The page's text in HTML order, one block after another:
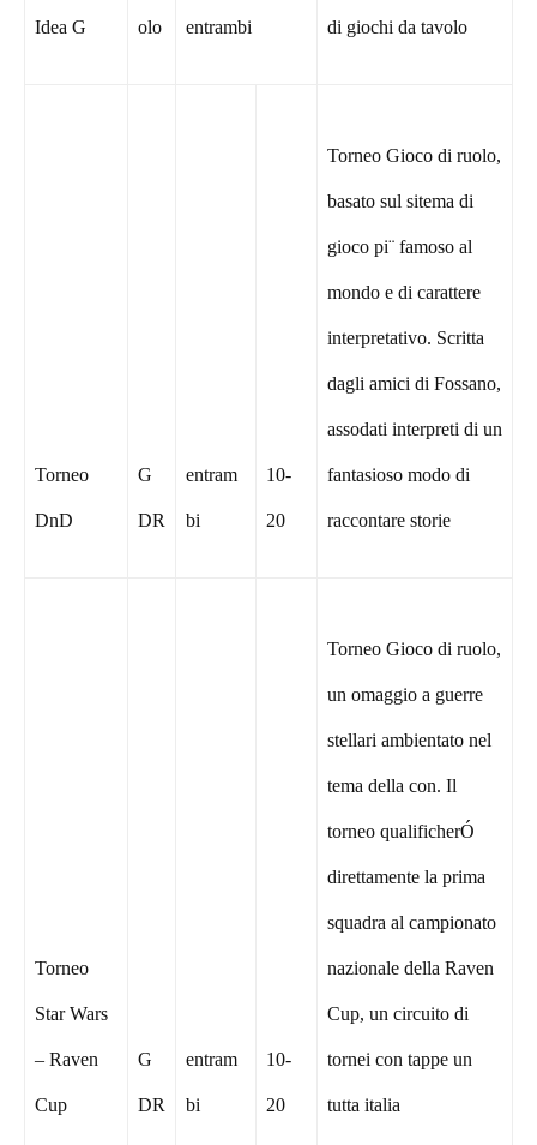
Idea G olo entrambi di giochi da tavolo
Torneo
DnD
G
DR
entram
bi
10-
20
Torneo Gioco di ruolo,
basato sul sitema di
gioco pi¨ famoso al
mondo e di carattere
interpretativo. Scritta
dagli amici di Fossano,
assodati interpreti di un
fantasioso modo di
raccontare storie
Torneo
Star Wars
– Raven
Cup
G
DR
entram
bi
10-
20
Torneo Gioco di ruolo,
un omaggio a guerre
stellari ambientato nel
tema della con. Il
torneo qualificherÓ
direttamente la prima
squadra al campionato
nazionale della Raven
Cup, un circuito di
tornei con tappe un
tutta italia